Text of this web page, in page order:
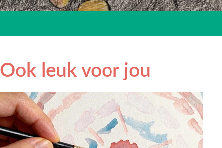
Ook leuk voor jou